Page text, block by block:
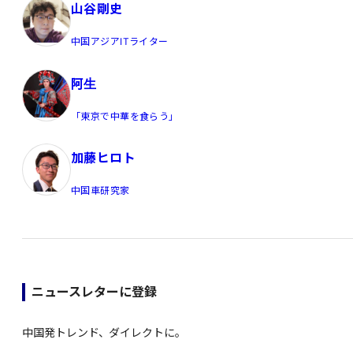
山谷剛史
中国アジアITライター
阿生
「東京で中華を食らう」
加藤ヒロト
中国車研究家
ニュースレターに登録
中国発トレンド、ダイレクトに。